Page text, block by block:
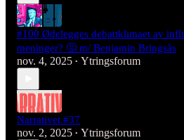
#100 Ødelegges debattklimaet av
meninger? 🤔 m/ Benjamin Bringsås
nov. 4, 2025 • Ytringsforum
Narrativet #37
nov. 2, 2025 • Ytringsforum